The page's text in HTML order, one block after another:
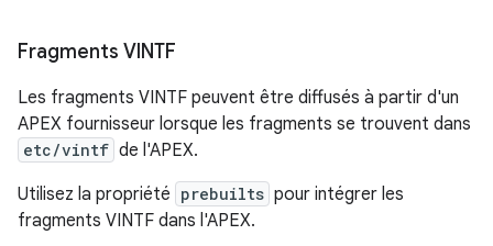
Fragments VINTF
Les fragments VINTF peuvent être diffusés à partir d'un
APEX fournisseur lorsque les fragments se trouvent dans
etc/vintf de l'APEX.
Utilisez la propriété prebuilts pour intégrer les
fragments VINTF dans l'APEX.